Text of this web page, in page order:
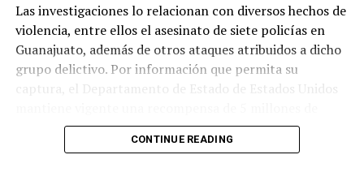
Las investigaciones lo relacionan con diversos hechos de
violencia, entre ellos el asesinato de siete policías en
Guanajuato, además de otros ataques atribuidos a dicho
grupo delictivo. Por información que permita su
captura, el Departamento de Estado de Estados Unidos
CONTINUE READING